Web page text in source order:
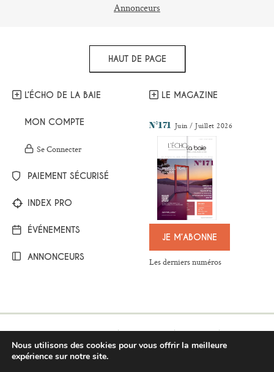
Annonceurs
HAUT DE PAGE
L’ÉCHO DE LA BAIE
MON COMPTE
Se Connecter
PAIEMENT SÉCURISÉ
INDEX PRO
ÉVÉNEMENTS
ANNONCEURS
LE MAGAZINE
N°171 Juin / Juillet 2026
JE M’ABONNE
Les derniers numéros
Mentions légales Plan du site
Contact
Respect de la vie privée
Conditions générales de vente
Nous utilisons des cookies pour vous offrir la meilleure
expérience sur notre site.